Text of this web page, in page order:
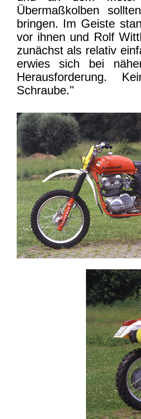
Übermaßkolben
bringen. Im Geiste
vor ihnen und Rolf
zunächst als relativ
erwies sich bei
Herausforderung.
Schraube."